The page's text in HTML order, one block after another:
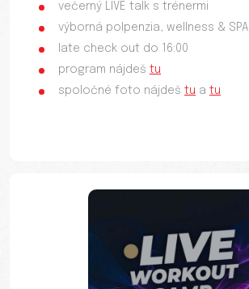
večerný LIVE talk s trénermi
výborná polpenzia, wellness & SPA
late check out do 16:00
program nájdeš tu
spoločné foto nájdeš tu a tu